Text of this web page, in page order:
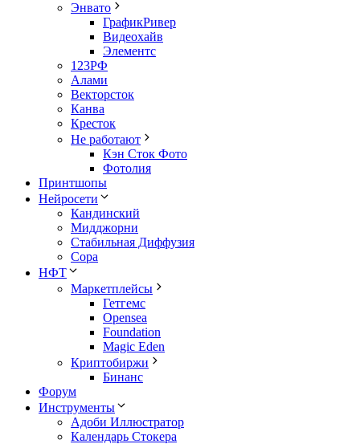
Энвато
ГрафикРивер
Видеохайв
Элементс
123РФ
Алами
Векторсток
Канва
Кресток
Не работают
Кэн Сток Фото
Фотолия
Принтшопы
Нейросети
Кандинский
Мидджорни
Стабильная Диффузия
Сора
НФТ
Маркетплейсы
Гетгемс
Opensea
Foundation
Magic Eden
Криптобиржи
Бинанс
Форум
Инструменты
Адоби Иллюстратор
Календарь Стокера